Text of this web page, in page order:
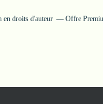
en droits d'auteur Offre